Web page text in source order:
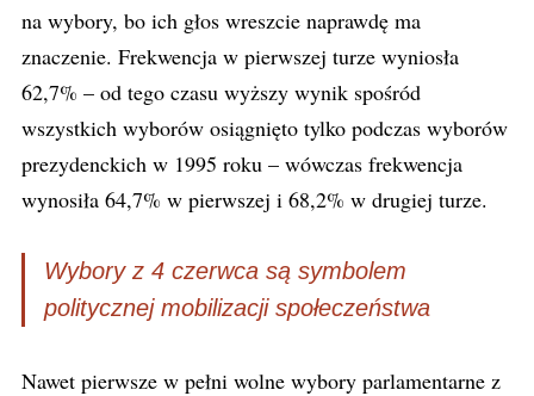
na wybory, bo ich głos wreszcie naprawdę ma
znaczenie. Frekwencja w pierwszej turze wyniosła
62,7% – od tego czasu wyższy wynik spośród
wszystkich wyborów osiągnięto tylko podczas wyborów
prezydenckich w 1995 roku – wówczas frekwencja
wynosiła 64,7% w pierwszej i 68,2% w drugiej turze.
Wybory z 4 czerwca są symbolem
politycznej mobilizacji społeczeństwa
Nawet pierwsze w pełni wolne wybory parlamentarne z